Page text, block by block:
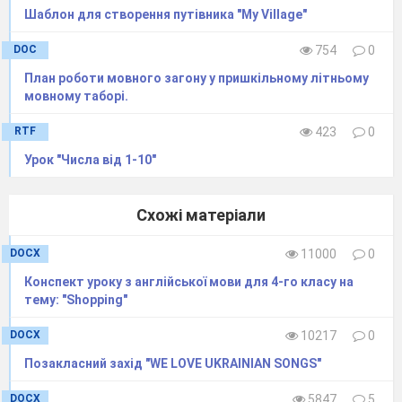
обладнання,ідей, явищ і способів
забезпечують
дослідно-
експериментальної ,конструкторської
винахідницької
виховному
Вони виконують такі основні
Види засобів STEM-навчання досить
різноманітні, їх склад залежить від рівня
розвитку науки, техніки та інформаційних
технологій:
друковані методичні засоби
підручники, електронні підручники,
Шаблон для створення путівника "My Village"
DOC 754
0
План роботи мовного загону у пришкільному літньому
мовному таборі.
RTF 423
0
Урок "Числа від 1-10"
Схожі матеріали
DOCX 11000
0
Конспект уроку з англійської мови для 4-го класу на
тему: "Shopping"
DOCX 10217
0
Позакласний захід "WE LOVE UKRAINIAN SONGS"
DOCX